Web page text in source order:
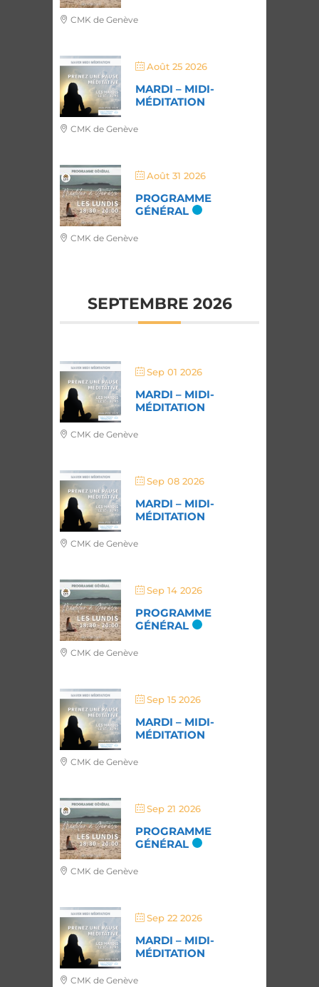
CMK de Genève
Août 25 2026
MARDI – MIDI-
MÉDITATION
CMK de Genève
Août 31 2026
PROGRAMME
GÉNÉRAL
CMK de Genève
SEPTEMBRE 2026
Sep 01 2026
MARDI – MIDI-
MÉDITATION
CMK de Genève
Sep 08 2026
MARDI – MIDI-
MÉDITATION
CMK de Genève
Sep 14 2026
PROGRAMME
GÉNÉRAL
CMK de Genève
Sep 15 2026
MARDI – MIDI-
MÉDITATION
CMK de Genève
Sep 21 2026
PROGRAMME
GÉNÉRAL
CMK de Genève
Sep 22 2026
MARDI – MIDI-
MÉDITATION
CMK de Genève